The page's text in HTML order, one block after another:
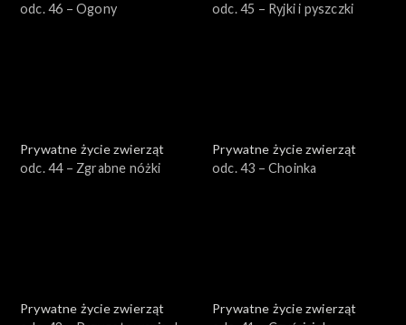
odc. 46 – Ogony
odc. 45 – Ryjki i pyszczki
Prywatne życie zwierząt
odc. 44 – Zgrabne nóżki
Prywatne życie zwierząt
odc. 43 – Choinka
Prywatne życie zwierząt
Prywatne życie zwierząt